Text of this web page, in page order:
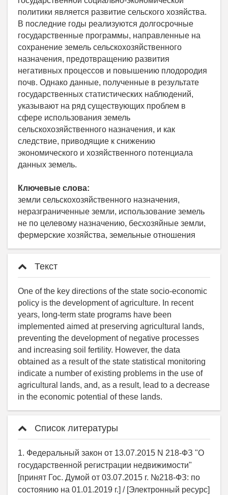
политики является развитие сельского хозяйства.
В последние годы реализуются долгосрочные
государственные программы, направленные на
сохранение земель сельскохозяйственного
назначения, предотвращению развития
негативных процессов и повышению плодородия
почв. Однако данные, полученные в результате
государственных статистических наблюдений,
указывают на ряд существующих проблем в
сфере использования земель
сельскохозяйственного назначения, и как
следствие, приводящие к снижению
экономического и хозяйственного потенциала
данных земель.
Ключевые слова:
земли сельскохозяйственного назначения,
неразграниченные земли, использование земель
не по целевому назначению, бесхозяйные земли,
фермерские хозяйства, земельные отношения
Текст
One of the key directions of the state socio-economic
policy is the development of agriculture. In recent
years, long-term state programs have been
implemented aimed at preserving agricultural lands,
preventing the development of negative processes
and increasing soil fertility. However, the data
obtained as a result of the state statistical monitoring
indicate a number of existing problems in the use of
agricultural lands, and, as a result, lead to a decrease
in the economic potential of these lands.
Список литературы
1. Федеральный закон от 13.07.2015 N 218-ФЗ "О
государственной регистрации недвижимости"
[принят Гос. Думой от 03.07.2015 г. №218-ФЗ: по
состоянию на 01.01.2019 г.] / [Электронный ресурс]